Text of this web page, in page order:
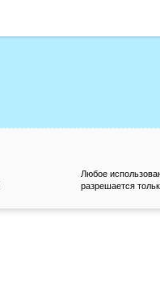
Любое
разрешается